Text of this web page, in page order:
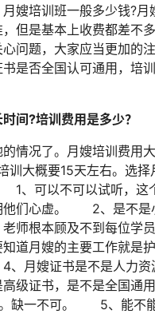
嫂培训班一般多少钱?月
但是基本上收费都差不
问题，大家应当更加的
是否全国认可通用，培
间?培训费用是多少？
情况了。月嫂培训费用
训大概要15天左右。选择
、可以不可以试听，这个
他们心虚。 2、是不是
老师根本顾及不到每位
道月嫂的主要工作就是
月嫂证书是不是人力资
级证书，是不是全国通
缺一不可。 5、能不能